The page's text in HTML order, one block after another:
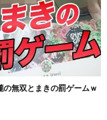
の無双とまきの罰ゲームｗ